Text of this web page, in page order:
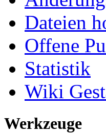
Dateien
Offene
Statistik
Wiki
Werkzeuge